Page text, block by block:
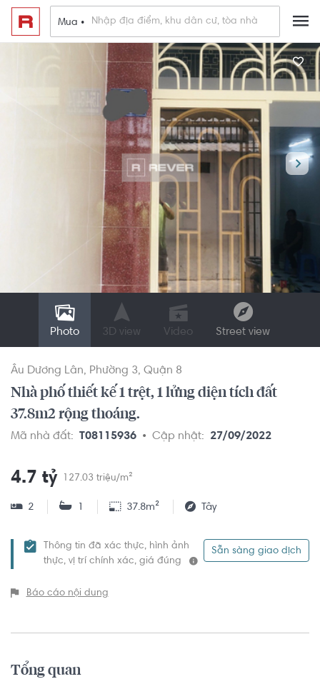
Mua •
Photo 3D view Video Street view
Âu Dương Lân Phường 3 Quận 8
Nhà phố thiết kế 1 trệt, 1 lửng diện tích đất
37.8m2 rộng thoáng.
Mã nhà đất: T08115936 Cập nhật: 27/09/2022
4.7 tỷ 127.03 triệu/m²
2 1 37.8m² Tây
Thông tin đã xác thực, hình ảnh
thực, vị trí chính xác, giá đúng
Sẵn sàng giao dịch
Báo cáo nội dung
Tổng quan